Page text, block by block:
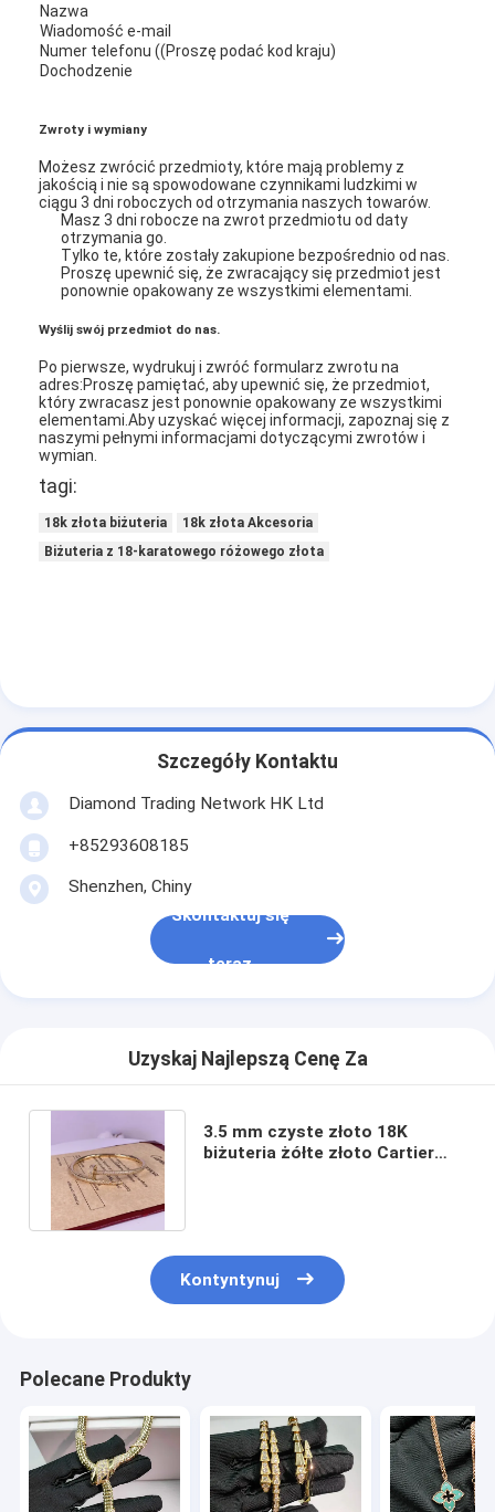
Do domu
Kontrola jakości
Nowości
Sprawy
18k złota Akcesoria
Naszyjniki z 18K złota
Nazwa
Wiadomość e-mail
Numer telefonu ((Proszę podać kod kraju)
Dochodzenie
Zwroty i wymiany
Możesz zwrócić przedmioty, które mają problemy z
jakością i nie są spowodowane czynnikami ludzkimi w
ciągu 3 dni roboczych od otrzymania naszych towarów.
Masz 3 dni robocze na zwrot przedmiotu od daty
otrzymania go.
Tylko te, które zostały zakupione bezpośrednio od nas.
Proszę upewnić się, że zwracający się przedmiot jest
ponownie opakowany ze wszystkimi elementami.
Wyślij swój przedmiot do nas.
Po pierwsze, wydrukuj i zwróć formularz zwrotu na
adres:Proszę pamiętać, aby upewnić się, że przedmiot,
który zwracasz jest ponownie opakowany ze wszystkimi
elementami.Aby uzyskać więcej informacji, zapoznaj się z
naszymi pełnymi informacjami dotyczącymi zwrotów i
wymian.
tagi:
18k złota biżuteria
18k złota Akcesoria
Biżuteria z 18-karatowego różowego złota
Szczegóły Kontaktu
Diamond Trading Network HK Ltd
+85293608185
Shenzhen, Chiny
Skontaktuj się
teraz
Uzyskaj Najlepszą Cenę Za
3.5 mm czyste złoto 18K
biżuteria żółte złoto Cartier
Kontyntynuj
Polecane Produkty